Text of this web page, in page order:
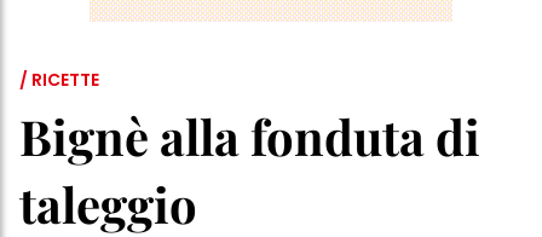
/ RICETTE
Bignè alla fonduta di
taleggio